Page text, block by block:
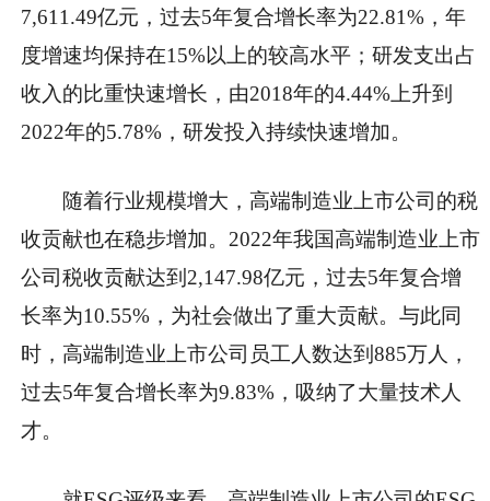
7,611.49亿元，过去5年复合增长率为22.81%，年
度增速均保持在15%以上的较高水平；研发支出占
收入的比重快速增长，由2018年的4.44%上升到
2022年的5.78%，研发投入持续快速增加。
随着行业规模增大，高端制造业上市公司的税
收贡献也在稳步增加。2022年我国高端制造业上市
公司税收贡献达到2,147.98亿元，过去5年复合增
长率为10.55%，为社会做出了重大贡献。与此同
时，高端制造业上市公司员工人数达到885万人，
过去5年复合增长率为9.83%，吸纳了大量技术人
才。